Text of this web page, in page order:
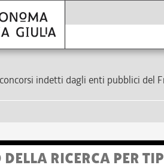
indetti dagli enti pubblici del
DELLA RICERCA PER